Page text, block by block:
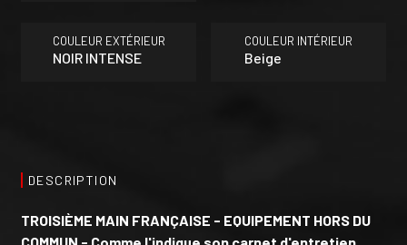
COULEUR EXTÉRIEUR
NOIR INTENSE
COULEUR INTÉRIEUR
Beige
DESCRIPTION
TROISIÈME MAIN FRANÇAISE - EQUIPEMENT HORS DU